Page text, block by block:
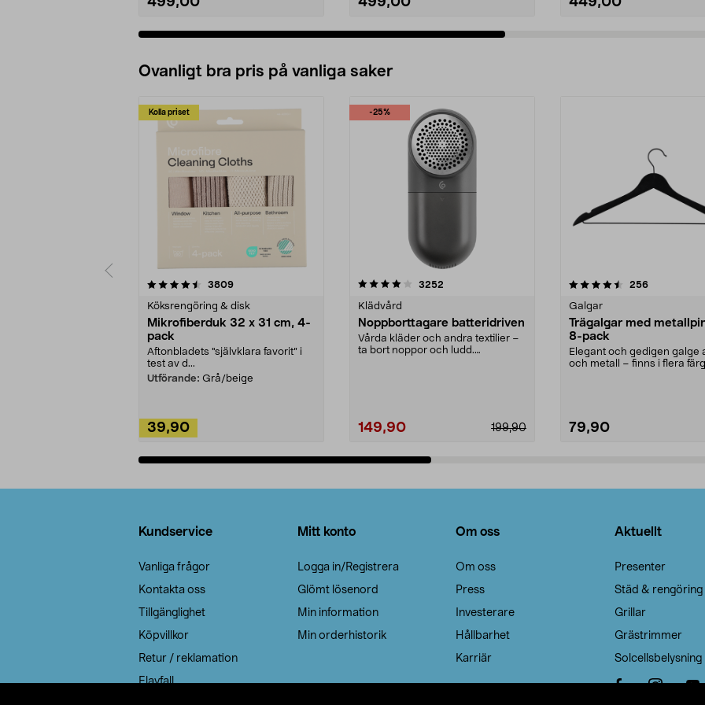
Ovanligt bra pris på vanliga saker
Kolla priset
3809recensioner
Köksrengöring & disk
Mikrofiberduk 32 x 31 cm, 4-
pack
Aftonbladets "självklara favorit” i
test av d...
Utförande: Grå/beige
39,90
-25%
4.0av 5 stjärnor 3252
Klädvård
Noppborttagare batteridriven
Vårda kläder och andra textilier –
ta bort noppor och ludd.
199,90
149,90
4.5av 5 stjärnor 256recensioner
Galgar
Trägalgar med
8-pack
Elegant och gedigen galge
och metall – finns i flera
79,90
4.0av 5 stjärnor
Kundservice
Vanliga frågor
Kontakta oss
Tillgänglighet
Köpvillkor
Retur / reklamation
Elavfall
Mitt konto
Logga in/Registrera
Glömt lösenord
Min information
Min orderhistorik
Om oss
Om oss
Press
Investerare
Hållbarhet
Karriär
Aktuellt
Presenter
Städ & rengöring
Grillar
Grästrimmer
Solcellsbelysning